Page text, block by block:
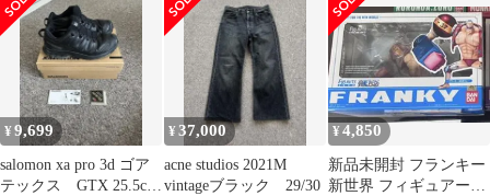
¥9,699
salomon xa pro 3d ゴア
テックス GTX 25.5cm
¥37,000
acne studios 2021M
vintageブラック 29/30
¥4,850
新品未開封 フランキー
新世界 フィギュアーツ